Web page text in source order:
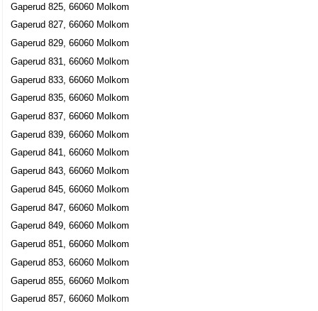
Gaperud 825, 66060 Molkom
Gaperud 827, 66060 Molkom
Gaperud 829, 66060 Molkom
Gaperud 831, 66060 Molkom
Gaperud 833, 66060 Molkom
Gaperud 835, 66060 Molkom
Gaperud 837, 66060 Molkom
Gaperud 839, 66060 Molkom
Gaperud 841, 66060 Molkom
Gaperud 843, 66060 Molkom
Gaperud 845, 66060 Molkom
Gaperud 847, 66060 Molkom
Gaperud 849, 66060 Molkom
Gaperud 851, 66060 Molkom
Gaperud 853, 66060 Molkom
Gaperud 855, 66060 Molkom
Gaperud 857, 66060 Molkom